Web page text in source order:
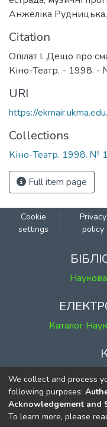
Анжеліка Рудницька,
Citation
Опілат І. Дещо про
Кіно-Театр. - 1998. -
URI
https://
Collections
Кіно-Театр. 1998. № 1
Full item page
Cookie
settings
Privacy
policy
Каталог
м. Київ,
тел.
We collect and process
following purposes:
Acknowledgement and
To learn more, please